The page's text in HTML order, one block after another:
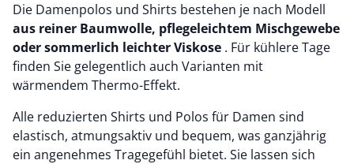
Die Damenpolos und Shirts bestehen je nach Modell
aus reiner Baumwolle, pflegeleichtem Mischgewebe
oder sommerlich leichter Viskose . Für kühlere Tage
finden Sie gelegentlich auch Varianten mit
wärmendem Thermo-Effekt.
Alle reduzierten Shirts und Polos für Damen sind
elastisch, atmungsaktiv und bequem, was ganzjährig
ein angenehmes Tragegefühl bietet. Sie lassen sich